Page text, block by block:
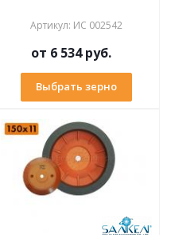
Артикул: ИС 002542
от 6 534 руб.
Выбрать зерно